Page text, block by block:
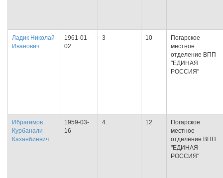
Ладик Николай
Иванович
1961-01-
02
3 10
Погарское
местное
отделение ВПП
"ЕДИНАЯ
РОССИЯ"
Ибрагимов
Курбанали
Казанбиевич
1959-03-
16
4 12
Погарское
местное
отделение ВПП
"ЕДИНАЯ
РОССИЯ"